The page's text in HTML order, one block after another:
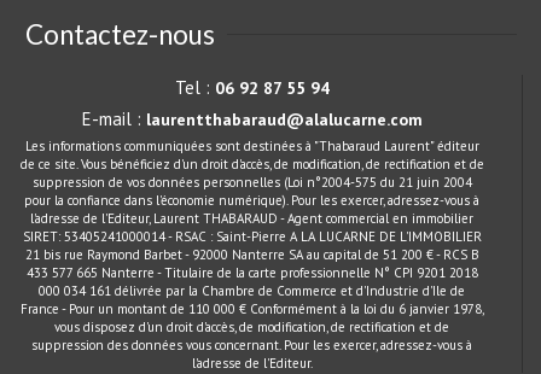
Contactez-nous
Tel : 06 92 87 55 94
E-mail : laurentthabaraud@alalucarne.com
Les informations communiquées sont destinées à "Thabaraud Laurent" éditeur
de ce site. Vous bénéficiez d'un droit d'accès, de modification, de rectification et de
suppression de vos données personnelles (Loi n°2004-575 du 21 juin 2004
pour la confiance dans l'économie numérique). Pour les exercer, adressez-vous à
l'adresse de l'Editeur, Laurent THABARAUD - Agent commercial en immobilier
SIRET: 53405241000014 - RSAC : Saint-Pierre A LA LUCARNE DE L'IMMOBILIER
21 bis rue Raymond Barbet - 92000 Nanterre SA au capital de 51 200 € - RCS B
433 577 665 Nanterre - Titulaire de la carte professionnelle N° CPI 9201 2018
000 034 161 délivrée par la Chambre de Commerce et d'Industrie d'Ile de
France - Pour un montant de 110 000 € Conformément à la loi du 6 janvier 1978,
vous disposez d'un droit d'accès, de modification, de rectification et de
suppression des données vous concernant. Pour les exercer, adressez-vous à
l'adresse de l'Editeur.